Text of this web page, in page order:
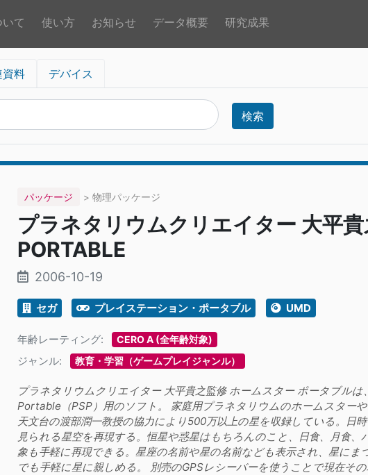
て 使い方 お知らせ データ概要 研究成果
資料 デバイス
検索
パッケージ > 物理パッケージ
プラネタリウムクリエイター 大平
PORTABLE
2006-10-19
セガ プレイステーション・ポータブル UMD
年齢レーティング: CERO A (全年齢対象)
ジャンル: 教育・学習（ゲームプレイジャンル）
プラネタリウムクリエイター 大平貴之監修 ホームスター ポータブル
Portable（PSP）用のソフト。 家庭用プラネタリウムのホームスター
天文台の渡部潤一教授の協力により500万以上の星を収録している。日
見られる星空を再現する。恒星や惑星はもちろんのこと、日食、月食
象も手軽に再現できる。星座の名前や星の名前なども表示され、星に
でも手軽に星に親しめる。 別売のGPSレシーバーを使うことで現在そ